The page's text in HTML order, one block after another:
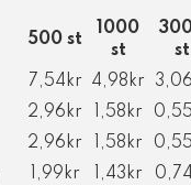
500 st
1000
st
st
7,54kr 4,98kr
2,96kr 1,58kr
2,96kr 1,58kr
1,99kr 1,43kr